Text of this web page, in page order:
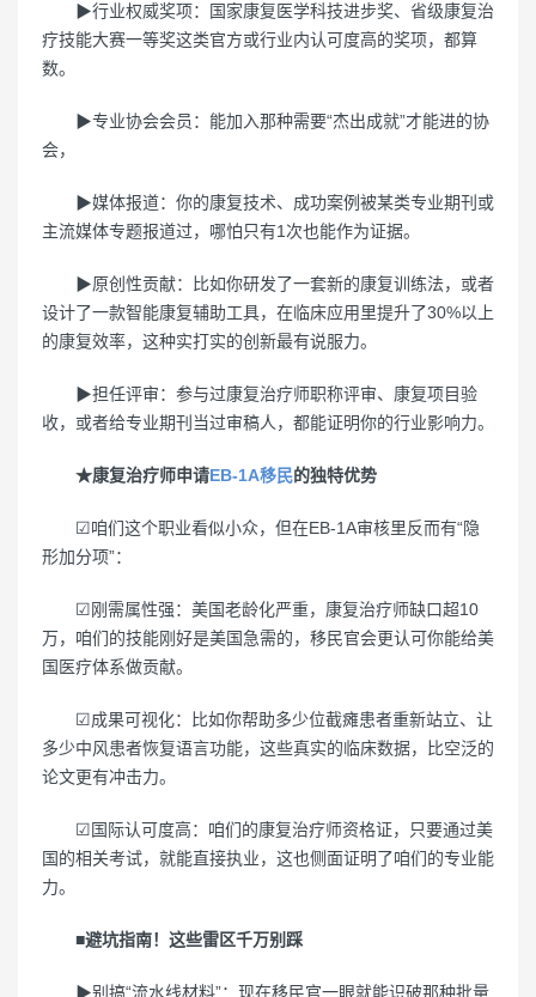
▶行业权威奖项：国家康复医学科技进步奖、省级康复治
疗技能大赛一等奖这类官方或行业内认可度高的奖项，都算
数。
▶专业协会会员：能加入那种需要“杰出成就”才能进的协
会，
▶媒体报道：你的康复技术、成功案例被某类专业期刊或
主流媒体专题报道过，哪怕只有1次也能作为证据。
▶原创性贡献：比如你研发了一套新的康复训练法，或者
设计了一款智能康复辅助工具，在临床应用里提升了30%以上
的康复效率，这种实打实的创新最有说服力。
▶担任评审：参与过康复治疗师职称评审、康复项目验
收，或者给专业期刊当过审稿人，都能证明你的行业影响力。
★康复治疗师申请EB-1A移民的独特优势
☑咱们这个职业看似小众，但在EB-1A审核里反而有“隐
形加分项”：
☑刚需属性强：美国老龄化严重，康复治疗师缺口超10
万，咱们的技能刚好是美国急需的，移民官会更认可你能给美
国医疗体系做贡献。
☑成果可视化：比如你帮助多少位截瘫患者重新站立、让
多少中风患者恢复语言功能，这些真实的临床数据，比空泛的
论文更有冲击力。
☑国际认可度高：咱们的康复治疗师资格证，只要通过美
国的相关考试，就能直接执业，这也侧面证明了咱们的专业能
力。
■避坑指南！这些雷区千万别踩
▶别搞“流水线材料”：现在移民官一眼就能识破那种批量